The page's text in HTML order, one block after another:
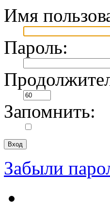
Имя
Пароль:
Запомнить:
Забыли